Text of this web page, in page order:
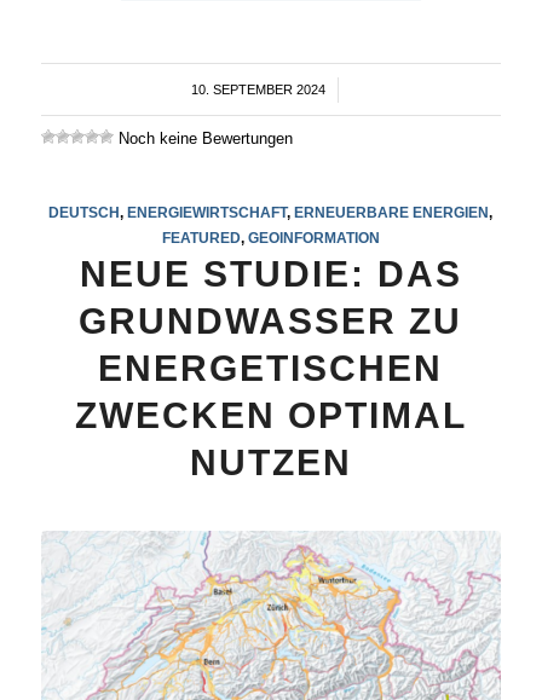
10. SEPTEMBER 2024
/
Noch keine Bewertungen
DEUTSCH, ENERGIEWIRTSCHAFT, ERNEUERBARE ENERGIEN,
FEATURED, GEOINFORMATION
NEUE STUDIE: DAS
GRUNDWASSER ZU
ENERGETISCHEN
ZWECKEN OPTIMAL
NUTZEN